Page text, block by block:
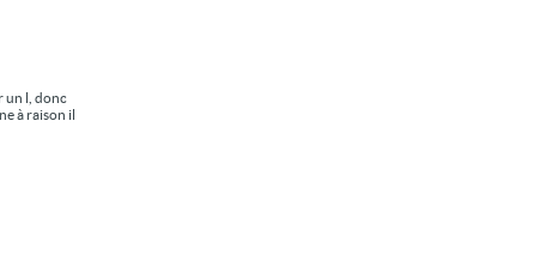
un l, donc
à raison il